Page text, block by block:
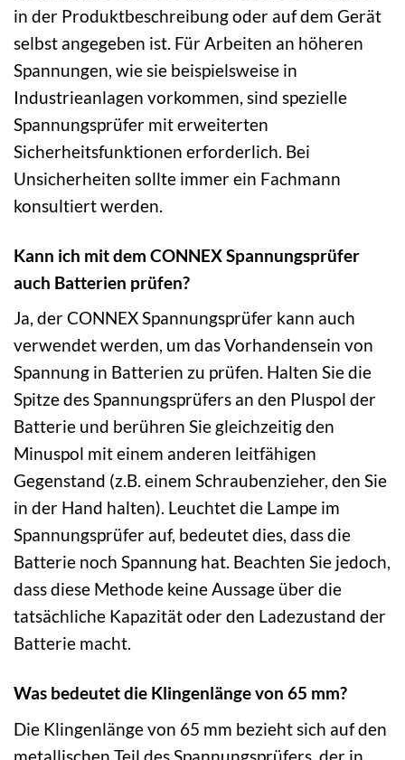
in der Produktbeschreibung oder auf dem Gerät
selbst angegeben ist. Für Arbeiten an höheren
Spannungen, wie sie beispielsweise in
Industrieanlagen vorkommen, sind spezielle
Spannungsprüfer mit erweiterten
Sicherheitsfunktionen erforderlich. Bei
Unsicherheiten sollte immer ein Fachmann
konsultiert werden.
Kann ich mit dem CONNEX Spannungsprüfer
auch Batterien prüfen?
Ja, der CONNEX Spannungsprüfer kann auch
verwendet werden, um das Vorhandensein von
Spannung in Batterien zu prüfen. Halten Sie die
Spitze des Spannungsprüfers an den Pluspol der
Batterie und berühren Sie gleichzeitig den
Minuspol mit einem anderen leitfähigen
Gegenstand (z.B. einem Schraubenzieher, den Sie
in der Hand halten). Leuchtet die Lampe im
Spannungsprüfer auf, bedeutet dies, dass die
Batterie noch Spannung hat. Beachten Sie jedoch,
dass diese Methode keine Aussage über die
tatsächliche Kapazität oder den Ladezustand der
Batterie macht.
Was bedeutet die Klingenlänge von 65 mm?
Die Klingenlänge von 65 mm bezieht sich auf den
metallischen Teil des Spannungsprüfers, der in